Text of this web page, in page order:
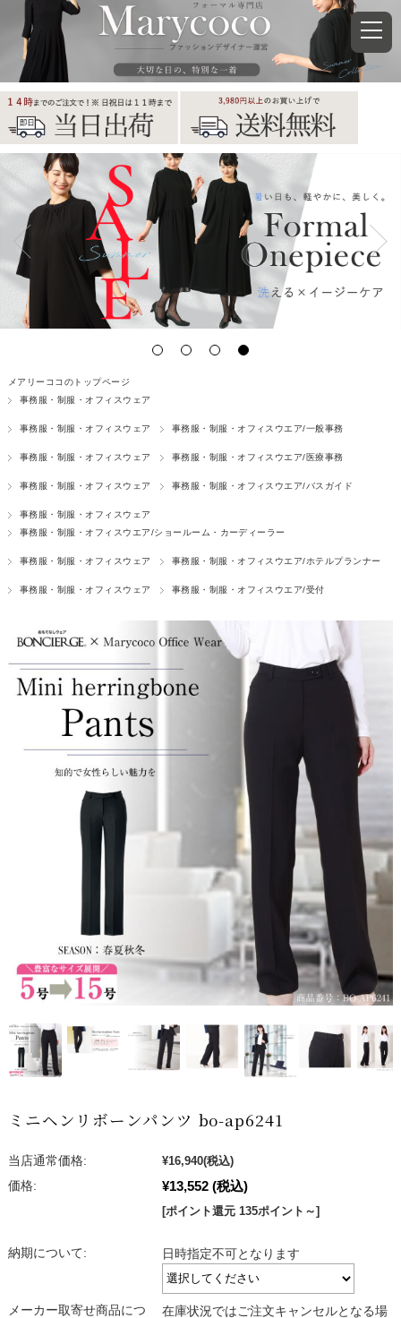
メアリーココのトップページ
事務服・制服・オフィスウェア
事務服・制服・オフィスウェア 事務服・制服・オフィスウエア/一般事務
事務服・制服・オフィスウェア 事務服・制服・オフィスウエア/医療事務
事務服・制服・オフィスウェア 事務服・制服・オフィスウエア/バスガイド
事務服・制服・オフィスウェア
事務服・制服・オフィスウエア/ショールーム・カーディーラー
事務服・制服・オフィスウェア 事務服・制服・オフィスウエア/ホテルプランナー
事務服・制服・オフィスウェア 事務服・制服・オフィスウエア/受付
ミニヘンリボーンパンツ bo-ap6241
当店通常価格: ¥16,940(税込)
価格:
¥13,552 (税込)
[ポイント還元 135ポイント～]
納期について: 日時指定不可となります
メーカー取寄せ商品につ
在庫状況ではご注文キャンセルとなる場